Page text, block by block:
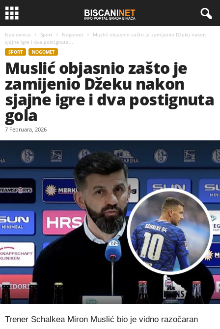
Naslovnica Sport Nogomet
Muslić objasnio zašto je zamijenio Džeku nakon
sjajne igre i dva postignuta...
SPORT NOGOMET
Muslić objasnio zašto je
zamijenio Džeku nakon
sjajne igre i dva postignuta
gola
7 Februara, 2026
Trener Schalkea Miron Muslić bio je vidno razočaran